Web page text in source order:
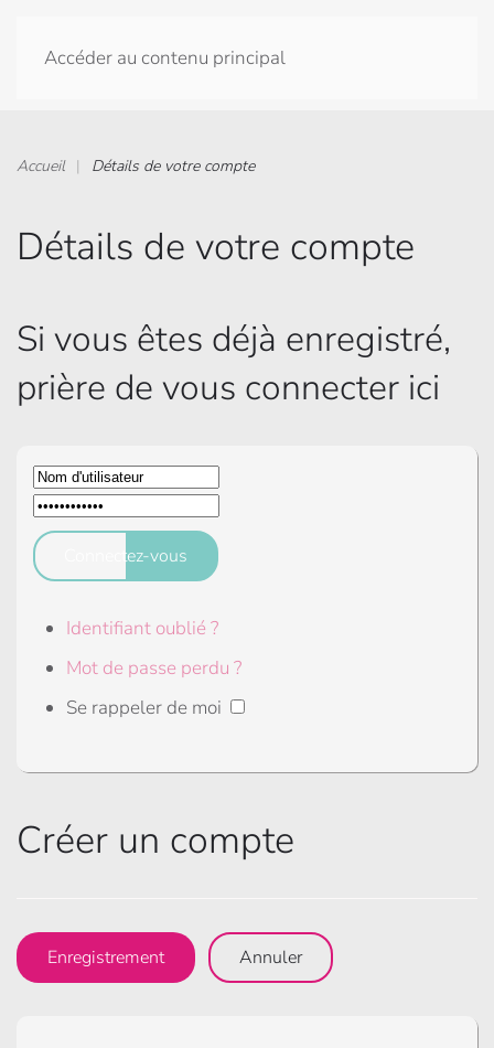
Accéder au contenu principal
Accueil Détails de votre compte
Détails de votre compte
Si vous êtes déjà enregistré,
prière de vous connecter ici
Connectez-vous
Identifiant oublié ?
Mot de passe perdu ?
Se rappeler de moi
Créer un compte
Enregistrement Annuler